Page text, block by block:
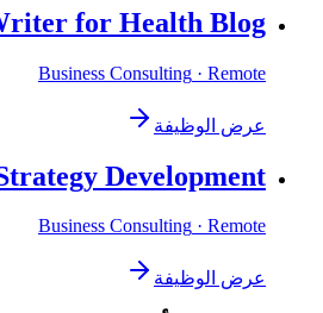
for Health Blog
Business Consulting · Remote
عرض الوظيفة
Development
Business Consulting · Remote
عرض الوظيفة